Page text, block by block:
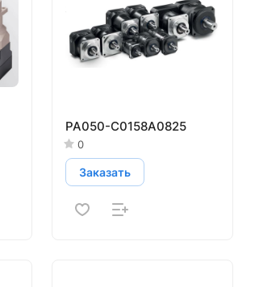
PA050-C0158A0825
0
Заказать